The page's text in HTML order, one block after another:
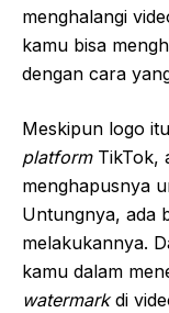
menghalangi
kamu bisa
dengan cara
Meskipun logo
platform TikTok,
menghapusnya
Untungnya, ada
melakukannya.
kamu dalam
watermarkdi